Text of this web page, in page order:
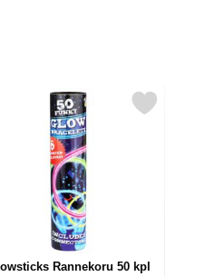
suosikiksi
Rannekoru 50 kpl
Merkitse glowsticks Rannekoru